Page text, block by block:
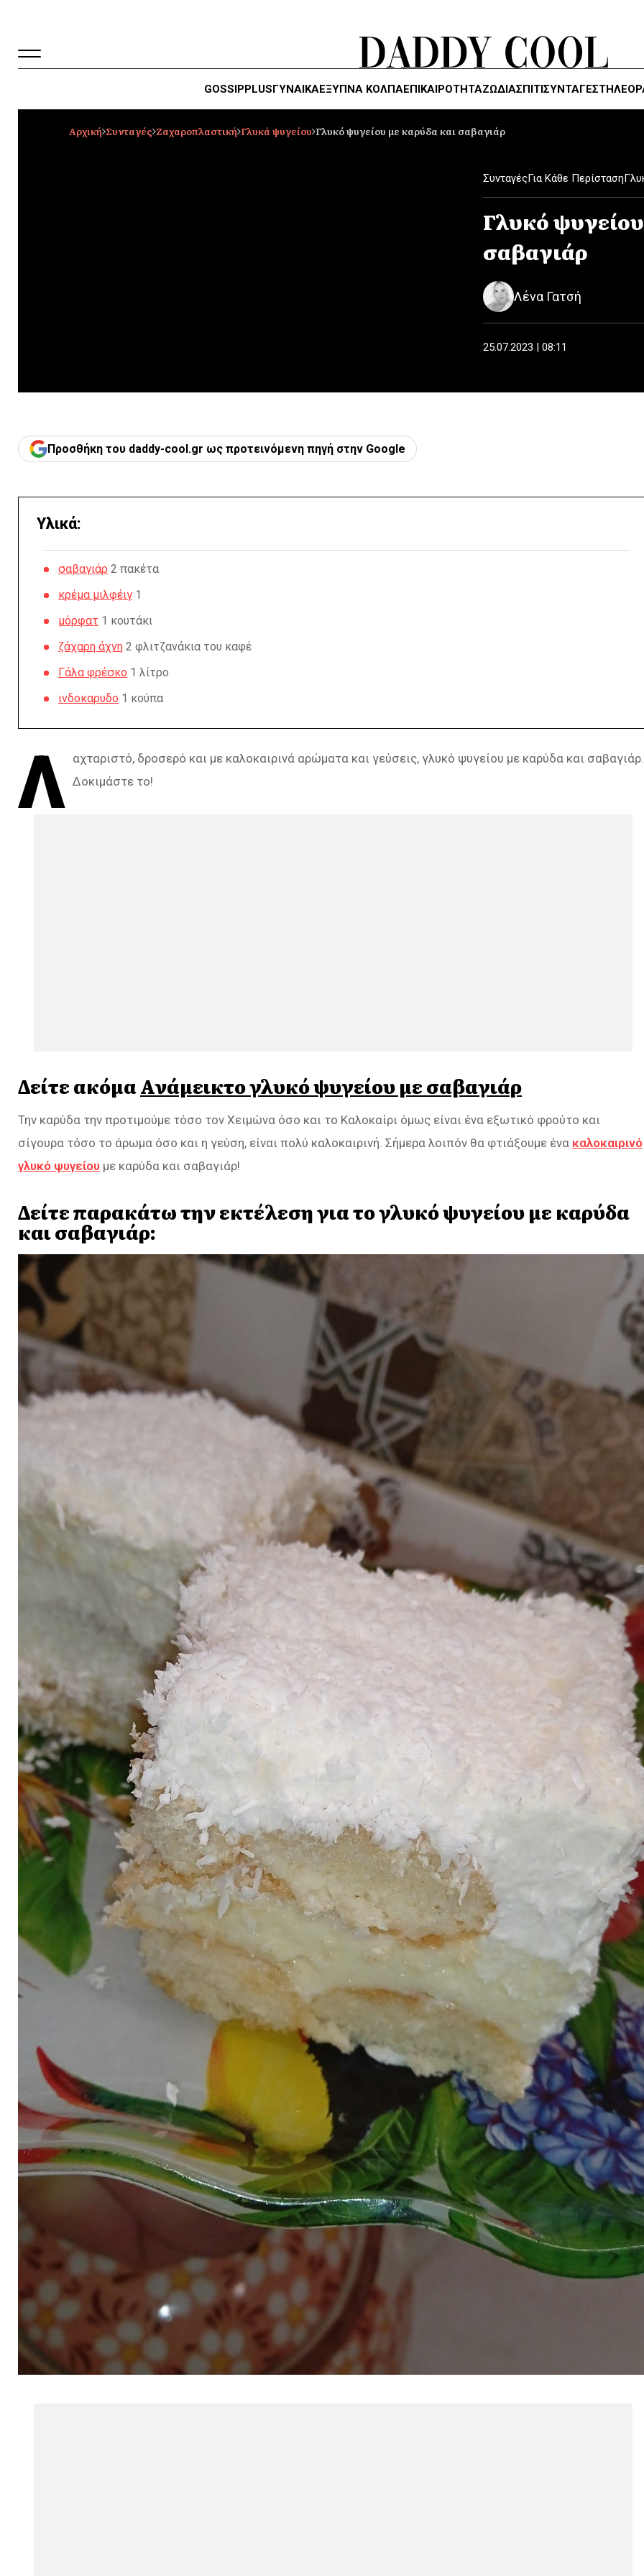
GOSSIPPLUSΓΥΝΑΙΚΑΈΞΥΠΝΑ ΚΌΛΠΑΕΠΙΚΑΙΡΟΤΗΤΑΖΏΔΙΑΣΠΙΤΙΣΥΝΤΑΓΕΣ
Αρχική Συνταγές Ζαχαροπλαστική Γλυκά ψυγείου Γλυκό ψυγείου με καρύδα και σαβαγιάρ
ΣυνταγέςΓια Κάθε Περίσταση
Γλυκό
σαβαγιάρ
Λένα Γατσή
25.07.2023 | 08:11
Προσθήκη του daddy-cool.gr ως προτεινόμενη πηγή στην Google
Υλικά:
σαβαγιάρ 2 πακέτα
κρέμα μιλφέιγ 1
μόρφατ 1 κουτάκι
ζάχαρη άχνη 2 φλιτζανάκια του καφέ
Γάλα φρέσκο 1 λίτρο
ινδοκαρυδο 1 κούπα
Λ αχταριστό, δροσερό και με καλοκαιρινά αρώματα και γεύσεις, γλυκό ψυγείου με καρύδα και σαβαγιάρ.
Δοκιμάστε το!
Δείτε ακόμαΑνάμεικτο γλυκό ψυγείου με σαβαγιάρ
Την καρύδα την προτιμούμε τόσο τον Χειμώνα όσο και το Καλοκαίρι όμως είναι ένα εξωτικό φρούτο και
σίγουρα τόσο το άρωμα όσο και η γεύση, είναι πολύ καλοκαιρινή. Σήμερα λοιπόν θα φτιάξουμε ένα καλοκαιρινό
γλυκό ψυγείου με καρύδα και σαβαγιάρ!
Δείτε παρακάτω την εκτέλεση για το γλυκό ψυγείου με καρύδα
και σαβαγιάρ: